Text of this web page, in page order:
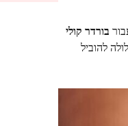
בורדר קולי
להוביל